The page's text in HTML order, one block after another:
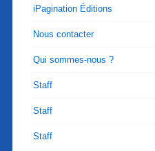
iPagination Éditions
Nous contacter
Qui sommes-nous ?
Staff
Staff
Staff